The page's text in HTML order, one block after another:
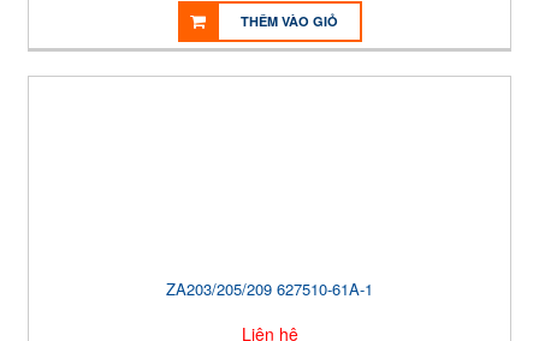
THÊM VÀO GIỎ
ZA203/205/209 627510-61A-1
Liên hệ